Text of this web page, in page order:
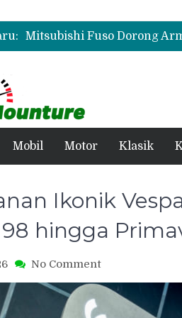
Mobil Motor Klasik
Ikonik
hingga
No Commenton
Ikonik
Vespa